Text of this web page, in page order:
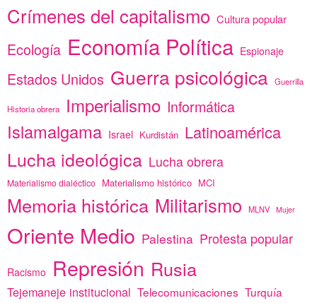
Crímenes del capitalismo Cultura popular
Ecología Economía Política Espionaje
Estados Unidos Guerra psicológica Guerrilla
Historia obrera Imperialismo Informática
Islamalgama Israel Kurdistán Latinoamérica
Lucha ideológica Lucha obrera
Materialismo dialéctico Materialismo histórico MCI
Memoria histórica Militarismo MLNV Mujer
Oriente Medio Palestina Protesta popular
Racismo Represión Rusia
Tejemaneje institucional Telecomunicaciones Turquía